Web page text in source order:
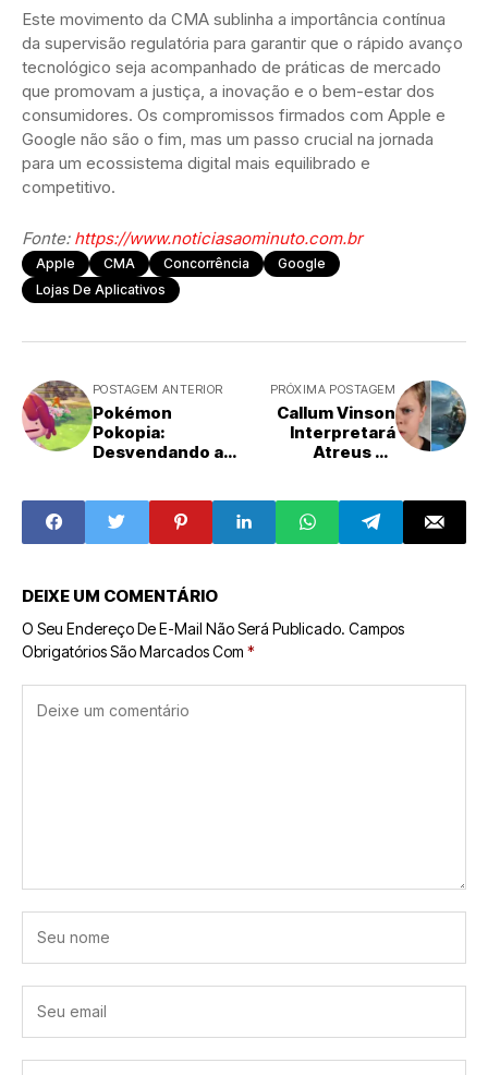
Este movimento da CMA sublinha a importância contínua
da supervisão regulatória para garantir que o rápido avanço
tecnológico seja acompanhado de práticas de mercado
que promovam a justiça, a inovação e o bem-estar dos
consumidores. Os compromissos firmados com Apple e
Google não são o fim, mas um passo crucial na jornada
para um ecossistema digital mais equilibrado e
competitivo.
Fonte: https://www.noticiasaominuto.com.br
Apple CMA Concorrência
Google
Lojas De Aplicativos
POSTAGEM ANTERIOR
Pokémon
Pokopia:
Desvendando as
Trás do Sorriso
Colorido
PRÓXIMA POSTAGEM
Callum Vinson
Interpretará
Atreus na
Prime Video
DEIXE UM COMENTÁRIO
O Seu Endereço De E-Mail Não Será Publicado. Campos
Obrigatórios São Marcados Com *